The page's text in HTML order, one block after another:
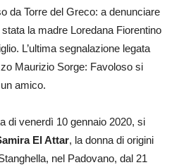
da Torre del Greco: a denunciare
la madre Loredana Fiorentino
L’ultima segnalazione legata
Maurizio Sorge: Favoloso si
amico.
di venerdì 10 gennaio 2020, si
El Attar, la donna di origini
nel Padovano, dal 21